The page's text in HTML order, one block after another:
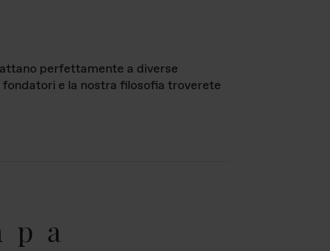
perfettamente a diverse
e la nostra filosofia troverete